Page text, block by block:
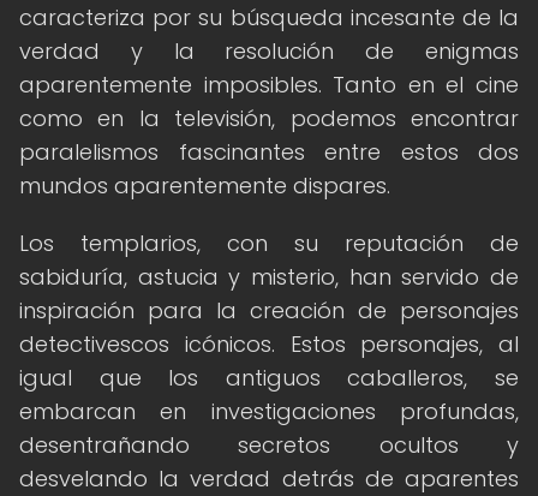
caracteriza por su búsqueda incesante de la
verdad y la resolución de enigmas
aparentemente imposibles. Tanto en el cine
como en la televisión, podemos encontrar
paralelismos fascinantes entre estos dos
mundos aparentemente dispares.
Los templarios, con su reputación de
sabiduría, astucia y misterio, han servido de
inspiración para la creación de personajes
detectivescos icónicos. Estos personajes, al
igual que los antiguos caballeros, se
embarcan en investigaciones profundas,
desentrañando secretos ocultos y
desvelando la verdad detrás de aparentes